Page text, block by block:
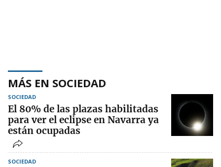
MÁS EN SOCIEDAD
SOCIEDAD
El 80% de las plazas habilitadas
para ver el eclipse en Navarra ya
están ocupadas
SOCIEDAD